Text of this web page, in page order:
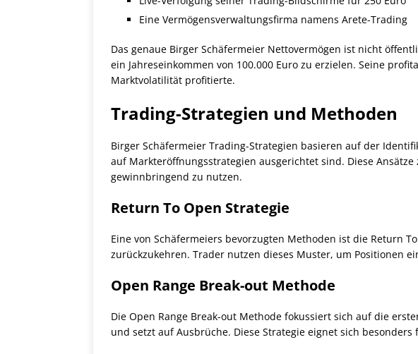
Eine Vermögensverwaltungsfirma namens Arete-Trading
Das genaue Birger Schäfermeier Nettovermögen ist nicht
ein Jahreseinkommen von 100.000 Euro zu erzielen. Seine
Marktvolatilität profitierte.
Trading-Strategien und Methoden
Birger Schäfermeier Trading-Strategien basieren auf der
auf Markteröffnungsstrategien ausgerichtet sind. Diese
gewinnbringend zu nutzen.
Return To Open Strategie
Eine von Schäfermeiers bevorzugten Methoden ist die Return
zurückzukehren. Trader nutzen dieses Muster, um Positionen
Open Range Break-out Methode
Die Open Range Break-out Methode fokussiert sich auf die
und setzt auf Ausbrüche. Diese Strategie eignet sich